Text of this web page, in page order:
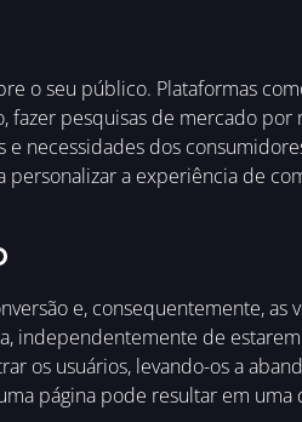
o seu público. Plataformas
fazer pesquisas de mercado
necessidades dos
a experiência de
e, consequentemente, as
independentemente de
os usuários, levando-os a
página pode resultar em uma